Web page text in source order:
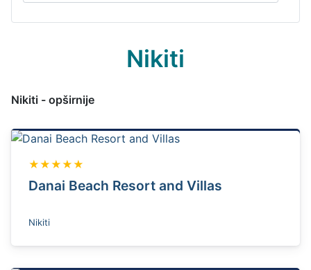
Nikiti
Nikiti - opširnije
★★★★★
Danai Beach Resort and Villas
Nikiti